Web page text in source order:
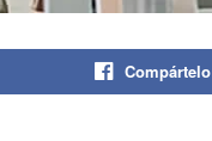
Compártelo